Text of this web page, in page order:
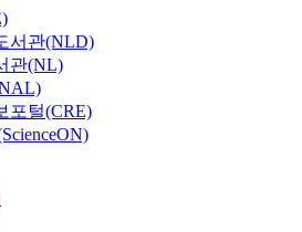
서관(NLD)
관(NL)
포털(CRE)